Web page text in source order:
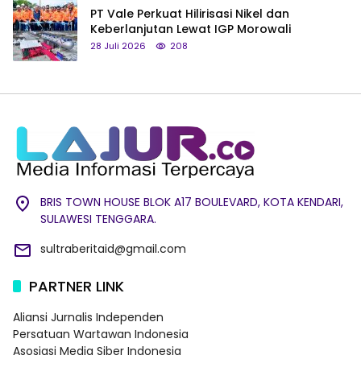
PT Vale Perkuat Hilirisasi Nikel dan
Keberlanjutan Lewat IGP Morowali
28 Juli 2026 208
BRIS TOWN HOUSE BLOK A17 BOULEVARD, KOTA KENDARI,
SULAWESI TENGGARA.
sultraberitaid@gmail.com
PARTNER LINK
Aliansi Jurnalis Independen
Persatuan Wartawan Indonesia
Asosiasi Media Siber Indonesia